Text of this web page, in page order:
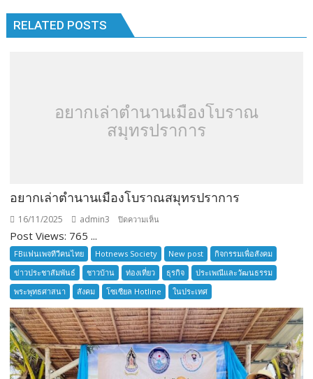
RELATED POSTS
อยากเล่าตำนานเมืองโบราณ
สมุทรปราการ
อยากเล่าตำนานเมืองโบราณสมุทรปราการ
16/11/2025 admin3 ปิดความเห็น
เล่า
ตำนาน
เมือง
โบราณ
สมุทรปราการ
Post Views: 765 ...
FBแฟนเพจทีวีคนไทย Hotnews Society New post
กิจกรรมเพื่อสังคม
ข่าวประชาสัมพันธ์
ชาวบ้าน ท่องเที่ยว ธุรกิจ
ประเพณีและวัฒนธรรม
พระพุทธศาสนา
สังคม โซเซียล Hotline ในประเทศ